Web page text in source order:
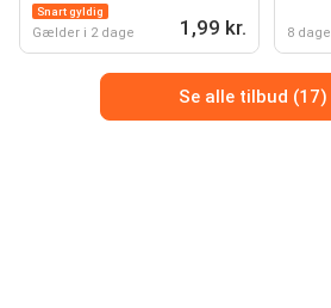
Snart gyldig
Gælder i 2 dage 1,99 kr. 8 dage
Se alle tilbud (17)